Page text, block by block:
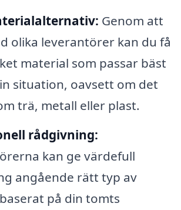
Genom att
olika leverantörer kan du få
material som passar bäst
situation, oavsett om det
trä, metall eller plast.
rådgivning:
kan ge värdefull
angående rätt typ av
på din tomts